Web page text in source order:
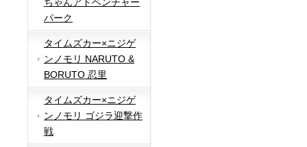
ちゃんアドベンチャー
パーク
タイムズカー×ニジゲ
ンノモリ NARUTO &
BORUTO 忍里
タイムズカー×ニジゲ
ンノモリ ゴジラ迎撃作
戦